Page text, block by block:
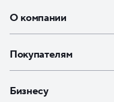
О компании
Покупателям
Бизнесу